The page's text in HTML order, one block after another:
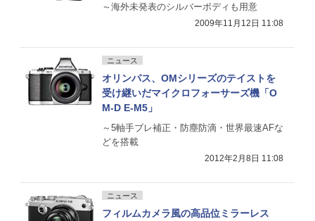
～海外未発表のシルバーボディも用意
2009年11月12日 11:08
ニュース
オリンパス、OMシリーズのテイストを
受け継いだマイクロフォーサーズ機「O
M-D E-M5」
～5軸手ブレ補正・防塵防滴・世界最速AFな
どを搭載
2012年2月8日 11:08
ニュース
フィルムカメラ風の高品位ミラーレス